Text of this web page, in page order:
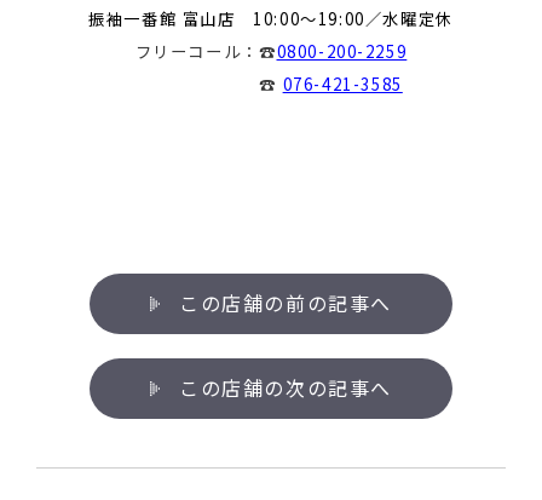
振袖一番館 富山店 10:00～19:00／水曜定休
フリーコール： ☎0800-200-2259
☎ 076-421-3585
この店舗の前の記事へ
この店舗の次の記事へ